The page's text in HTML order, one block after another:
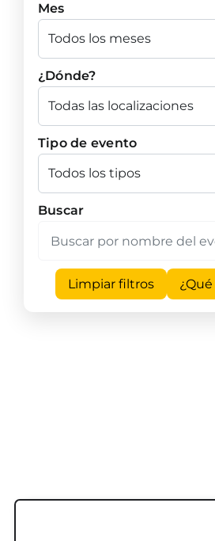
Mes
¿Dónde?
Tipo de evento
Buscar
Limpiar filtros